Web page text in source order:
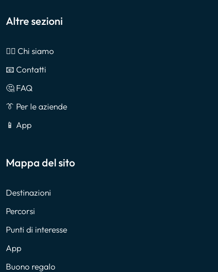
Altre sezioni
🙎‍♂️ Chi siamo
📧 Contatti
🤔 FAQ
👔 Per le aziende
📱 App
Mappa del sito
Destinazioni
Percorsi
Punti di interesse
App
Buono regalo